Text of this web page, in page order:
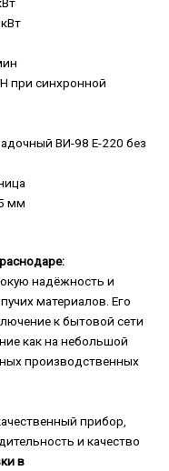
при синхронной
ВИ-98 Е-220 без
мм
надёжность и
материалов. Его
к бытовой сети
как на небольшой
производственных
прибор,
и качество
в